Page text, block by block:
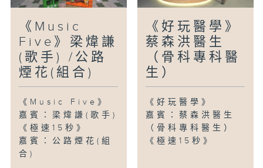
《Music
Five》梁煒謙
(歌手) /公路
煙花(組合)
《Music Five》
嘉賓：梁煒謙(歌手)
《極速15秒》
嘉賓：公路煙花(組
合)
《好玩醫學》
蔡森洪醫生
（骨科專科醫
生）
《好玩醫學》
嘉賓：蔡森洪醫生
（骨科專科醫生）
《極速15秒》